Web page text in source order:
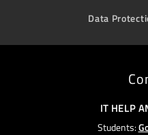
Data
IT HELP
Students: